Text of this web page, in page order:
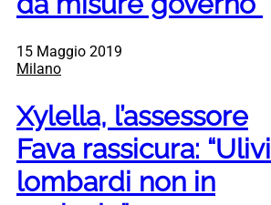
15 Maggio 2019
Milano
Xylella, l’assessore
Fava rassicura: “Ulivi
lombardi non in